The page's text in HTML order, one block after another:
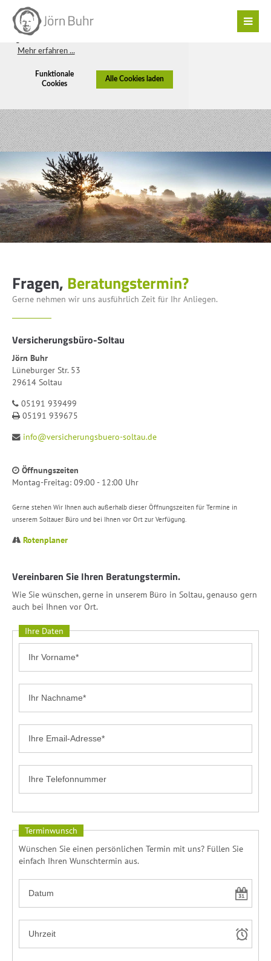
Diese Webseite verwendet Cookies, um
Ihnen den bestmöglichen Service zu
Mehr erfahren ...
Funktionale
Cookies
Alle Cookies laden
Fragen, Beratungstermin?
Gerne nehmen wir uns ausführlich Zeit für Ihr Anliegen.
Versicherungsbüro-Soltau
Jörn Buhr
Lüneburger Str. 53
29614 Soltau
05191 939499
05191 939675
info@versicherungsbuero-soltau.de
Öffnungszeiten
Montag-Freitag: 09:00 - 12:00 Uhr
Gerne stehen Wir Ihnen auch außerhalb dieser Öffnungszeiten für Termine in
unserem Soltauer Büro und bei Ihnen vor Ort zur Verfügung.
Rotenplaner
Vereinbaren Sie Ihren Beratungstermin.
Wie Sie wünschen, gerne in unserem Büro in Soltau, genauso gern
auch bei Ihnen vor Ort.
Ihre Daten
Terminwunsch
Wünschen Sie einen persönlichen Termin mit uns? Füllen Sie
einfach Ihren Wunschtermin aus.